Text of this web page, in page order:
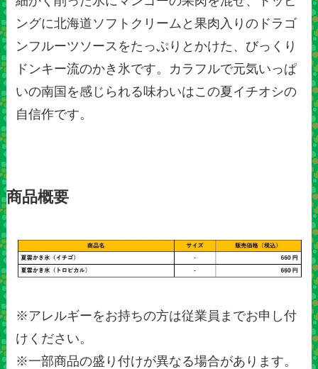
ングに北海道ソフトクリームと果肉入りのドラゴ
ンフルーツソースをたっぷりとかけた、びっくり
ドンキー流のかき氷です。カラフルで元気いっぱ
いの南国を感じられる味わいはこの夏イチオシの
自信作です。
商品概要
※アレルギーをお持ちの方は従業員までお申し付
けください。
※一部商品の盛り付けが異なる場合があります。